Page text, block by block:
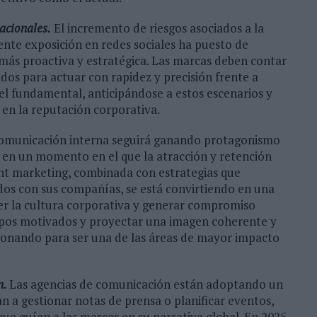
El incremento de riesgos asociados a la
exposición en redes sociales ha puesto de
proactiva y estratégica. Las marcas deben contar
para actuar con rapidez y precisión frente a
fundamental, anticipándose a estos escenarios y
la reputación corporativa.
interna seguirá ganando protagonismo
un momento en el que la atracción y retención
marketing, combinada con estrategias que
con sus compañías, se está convirtiendo en una
la cultura corporativa y generar compromiso
motivados y proyectar una imagen coherente y
para ser una de las áreas de mayor impacto
Las agencias de comunicación están adoptando un
a gestionar notas de prensa o planificar eventos,